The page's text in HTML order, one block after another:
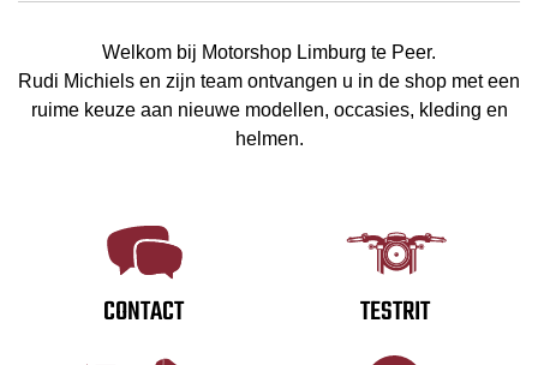
Welkom bij Motorshop Limburg te Peer.
Rudi Michiels en zijn team ontvangen u in de shop met een
ruime keuze aan nieuwe modellen, occasies, kleding en
helmen.
CONTACT TESTRIT